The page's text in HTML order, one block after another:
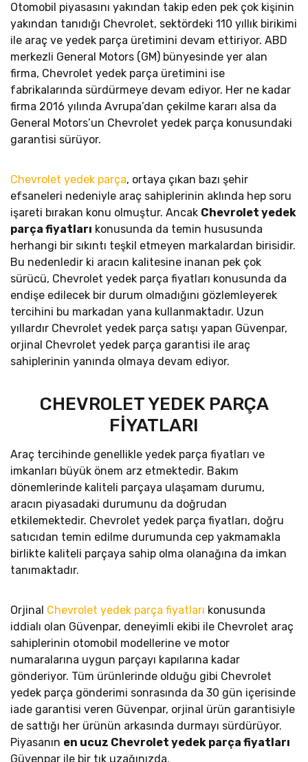
Otomobil piyasasını yakından takip eden pek çok kişinin
yakından tanıdığı Chevrolet, sektördeki 110 yıllık birikimi
ile araç ve yedek parça üretimini devam ettiriyor. ABD
merkezli General Motors (GM) bünyesinde yer alan
firma, Chevrolet yedek parça üretimini ise
fabrikalarında sürdürmeye devam ediyor. Her ne kadar
firma 2016 yılında Avrupa’dan çekilme kararı alsa da
General Motors’un Chevrolet yedek parça konusundaki
garantisi sürüyor.
Chevrolet yedek parça, ortaya çıkan bazı şehir
efsaneleri nedeniyle araç sahiplerinin aklında hep soru
işareti bırakan konu olmuştur. Ancak Chevrolet yedek
parça fiyatları konusunda da temin hususunda
herhangi bir sıkıntı teşkil etmeyen markalardan birisidir.
Bu nedenledir ki aracın kalitesine inanan pek çok
sürücü, Chevrolet yedek parça fiyatları konusunda da
endişe edilecek bir durum olmadığını gözlemleyerek
tercihini bu markadan yana kullanmaktadır. Uzun
yıllardır Chevrolet yedek parça satışı yapan Güvenpar,
orjinal Chevrolet yedek parça garantisi ile araç
sahiplerinin yanında olmaya devam ediyor.
CHEVROLET YEDEK PARÇA
FİYATLARI
Araç tercihinde genellikle yedek parça fiyatları ve
imkanları büyük önem arz etmektedir. Bakım
dönemlerinde kaliteli parçaya ulaşamam durumu,
aracın piyasadaki durumunu da doğrudan
etkilemektedir. Chevrolet yedek parça fiyatları, doğru
satıcıdan temin edilme durumunda cep yakmamakla
birlikte kaliteli parçaya sahip olma olanağına da imkan
tanımaktadır.
Orjinal Chevrolet yedek parça fiyatları konusunda
iddialı olan Güvenpar, deneyimli ekibi ile Chevrolet araç
sahiplerinin otomobil modellerine ve motor
numaralarına uygun parçayı kapılarına kadar
gönderiyor. Tüm ürünlerinde olduğu gibi Chevrolet
yedek parça gönderimi sonrasında da 30 gün içerisinde
iade garantisi veren Güvenpar, orjinal ürün garantisiyle
de sattığı her ürünün arkasında durmayı sürdürüyor.
Piyasanın en ucuz Chevrolet yedek parça fiyatları
Güvenpar ile bir tık uzağınızda.